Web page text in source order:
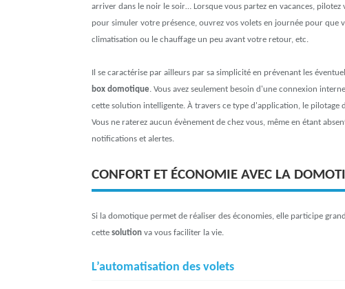
arriver dans le noir le soir… Lorsque vous partez en vacances, pilotez
pour simuler votre présence, ouvrez vos volets en journée pour que
climatisation ou le chauffage un peu avant votre retour, etc.
Il se caractérise par ailleurs par sa simplicité en prévenant les
box domotique. Vous avez seulement besoin d'une connexion
cette solution intelligente. À travers ce type d'application, le pilotage
Vous ne raterez aucun évènement de chez vous, même en étant
notifications et alertes.
CONFORT ET ÉCONOMIE AVEC LA
Si la domotique permet de réaliser des économies, elle participe
cette solution va vous faciliter la vie.
L’automatisation des volets